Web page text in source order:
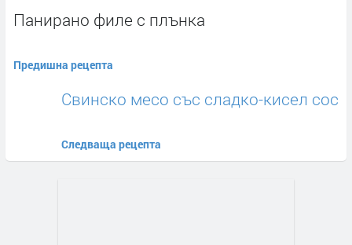
Панирано филе с плънка
Предишна рецепта
Свинско месо със сладко-кисел сос
Следваща рецепта